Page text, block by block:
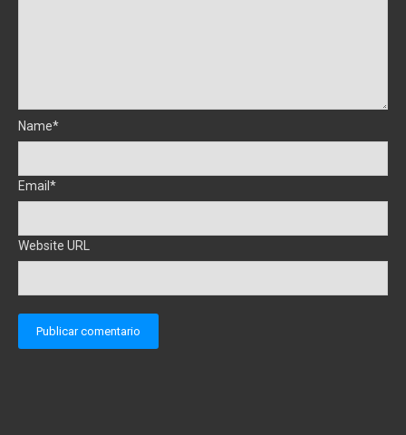
Name*
Email*
Website URL